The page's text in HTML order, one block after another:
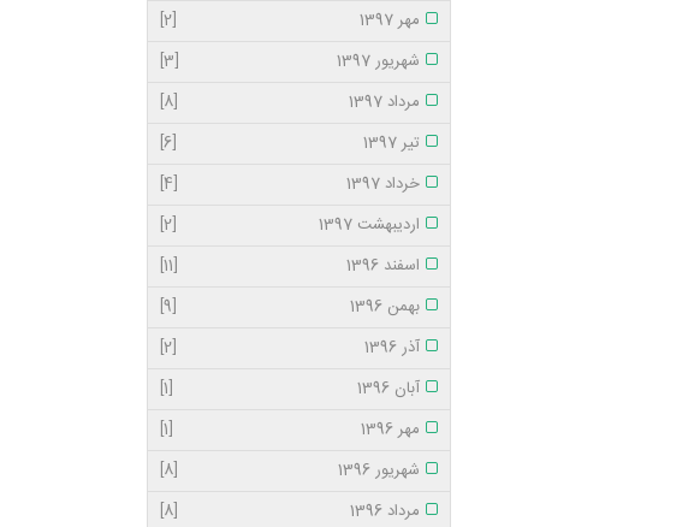
مهر 1397
[2]
شهریور 1397
[3]
مرداد 1397
[8]
تیر 1397
[6]
خرداد 1397
[4]
اردیبهشت 1397
[2]
اسفند 1396
[11]
بهمن 1396
[9]
آذر 1396
[2]
آبان 1396
[1]
مهر 1396
[1]
شهریور 1396
[8]
مرداد 1396
[8]